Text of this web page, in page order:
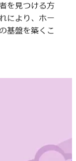
を見つける方
により、ホー
基盤を築くこ